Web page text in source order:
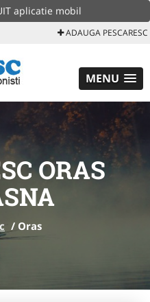
aplicatie mobil
ADAUGA PESCARESC
MENU
ORAS
/ Oras